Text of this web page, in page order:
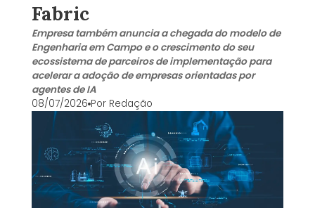
Fabric
Empresa também anuncia a chegada do modelo de
Engenharia em Campo e o crescimento do seu
ecossistema de parceiros de implementação para
acelerar a adoção de empresas orientadas por
agentes de IA
08/07/2026 Por Redação